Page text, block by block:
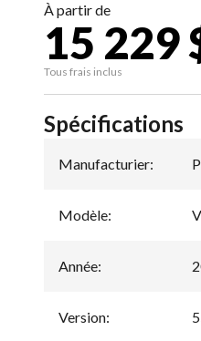
À partir de
15 229
Tous frais inclus
Spécifications
Manufacturier:
Modèle:
Année:
Version: